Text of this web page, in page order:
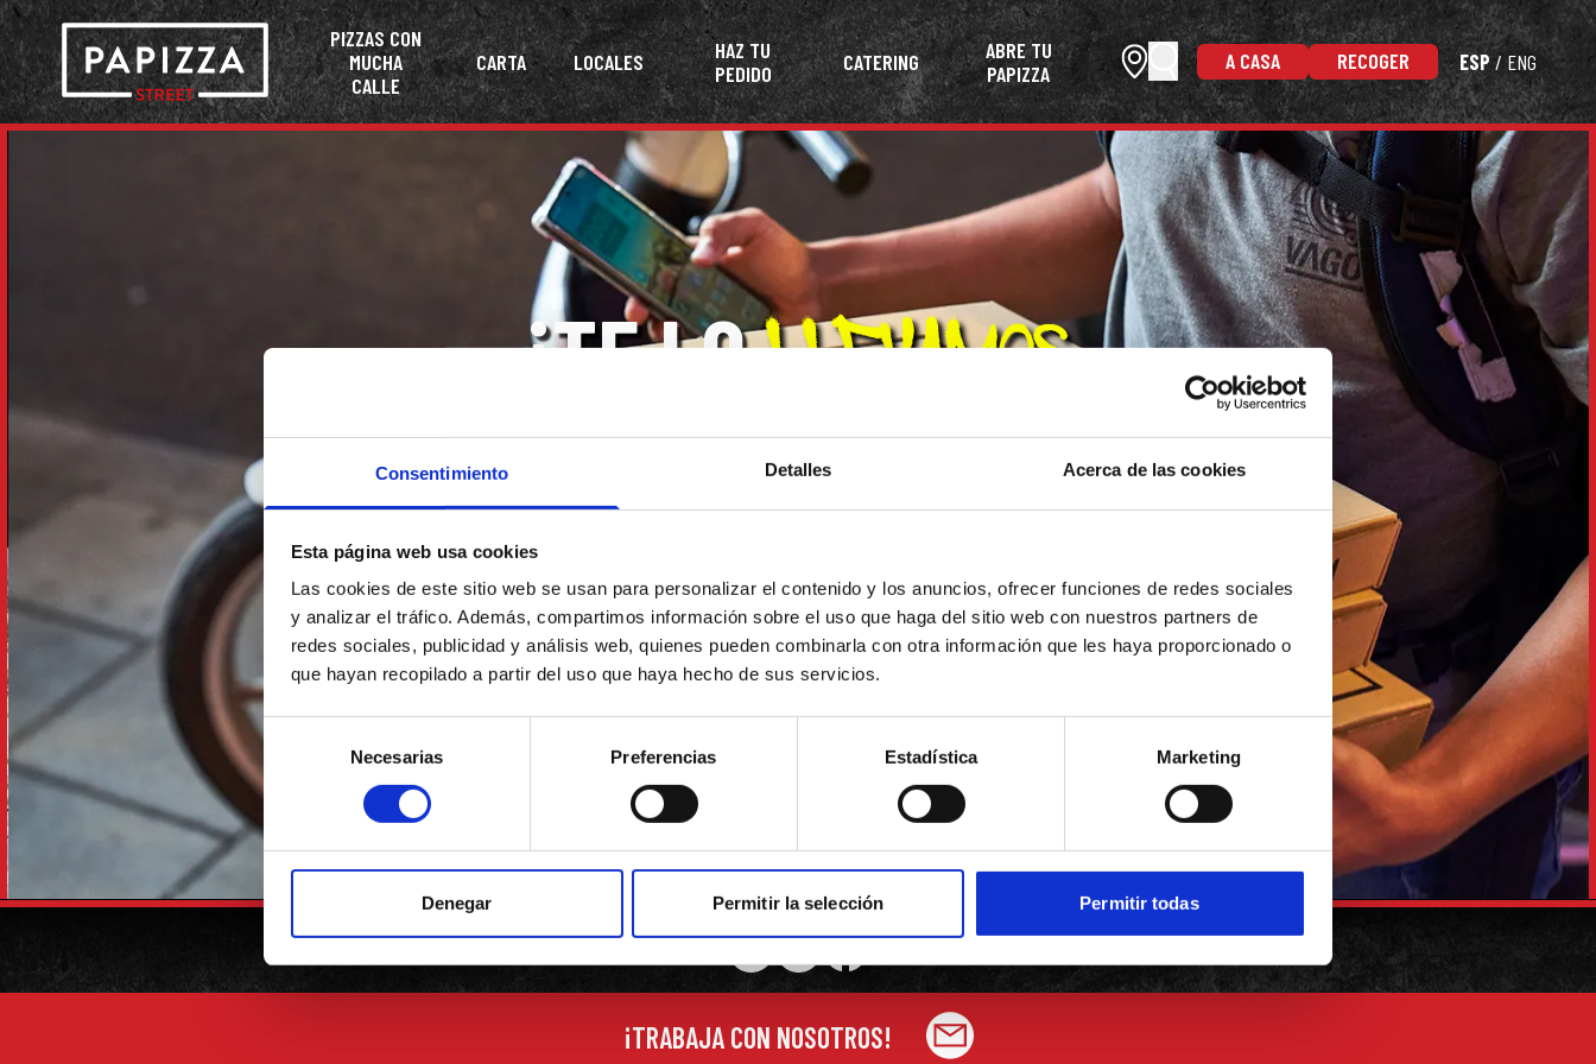
Consentimiento Detalles Acerca de las cookies
Esta página web usa cookies
Las cookies de este sitio web se usan para personalizar el contenido y los anuncios, ofrecer funciones de redes sociales
y analizar el tráfico. Además, compartimos información sobre el uso que haga del sitio web con nuestros partners de
redes sociales, publicidad y análisis web, quienes pueden combinarla con otra información que les haya proporcionado o
que hayan recopilado a partir del uso que haya hecho de sus servicios.
Selección
consentimiento
Necesarias Preferencias Estadística Marketing
Denegar Permitir la selección Permitir todas
PIZZAS CON
MUCHA
CALLE
CARTA LOCALES
HAZ TU
PEDIDO
CATERING
ABRE TU
PAPIZZA
A CASA RECOGER ESP ENG
¡TE LO
A CASA!
Y PUEDES DECIR QUE ES COMIDA… CASERA.
BUSCAR
¡TRABAJA CON NOSOTROS!